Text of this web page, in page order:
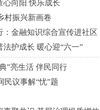
心向阳 快乐成长
村振兴新画卷
：金融知识综合宣传进社区
法护成长 暖心迎“六一”
”亮生活 伴民同行
民议事解“忧”题